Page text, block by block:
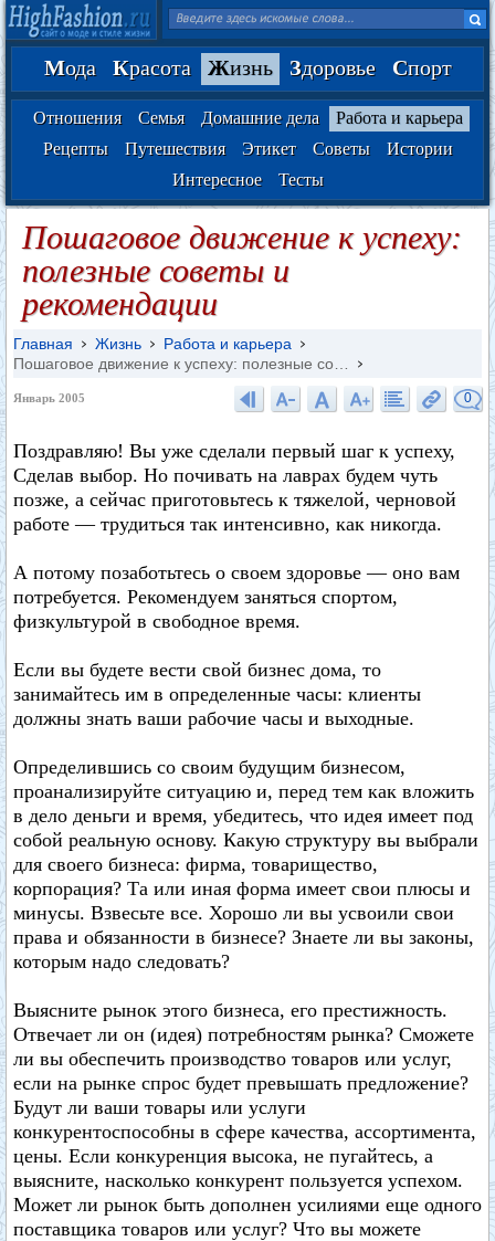
Мода Красота Жизнь Здоровье Спорт
Отношения Семья Домашние дела
Работа и карьера
Рецепты
Путешествия Этикет Советы
Истории
Интересное
Тесты
Пошаговое движение к успеху:
полезные советы и
рекомендации
Главная Жизнь
Работа и карьера
Пошаговое движение к успеху: полезные со…
Январь 2005 0
Поздравляю! Вы уже сделали первый шаг к успеху,
Сделав выбор. Но почивать на лаврах будем чуть
позже, а сейчас приготовьтесь к тяжелой, черновой
работе — трудиться так интенсивно, как никогда.
А потому позаботьтесь о своем здоровье — оно вам
потребуется. Рекомендуем заняться спортом,
физкультурой в свободное время.
Если вы будете вести свой бизнес дома, то
занимайтесь им в определенные часы: клиенты
должны знать ваши рабочие часы и выходные.
Определившись со своим будущим бизнесом,
проанализируйте ситуацию и, перед тем как вложить
в дело деньги и время, убедитесь, что идея имеет под
собой реальную основу. Какую структуру вы выбрали
для своего бизнеса: фирма, товарищество,
корпорация? Та или иная форма имеет свои плюсы и
минусы. Взвесьте все. Хорошо ли вы усвоили свои
права и обязанности в бизнесе? Знаете ли вы законы,
которым надо следовать?
Выясните рынок этого бизнеса, его престижность.
Отвечает ли он (идея) потребностям рынка? Сможете
ли вы обеспечить производство товаров или услуг,
если на рынке спрос будет превышать предложение?
Будут ли ваши товары или услуги
конкурентоспособны в сфере качества, ассортимента,
цены. Если конкуренция высока, не пугайтесь, а
выясните, насколько конкурент пользуется успехом.
Может ли рынок быть дополнен усилиями еще одного
поставщика товаров или услуг? Что вы можете